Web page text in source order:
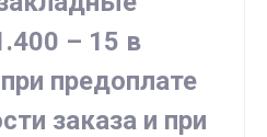
– 15 в
предоплате
заказа и при